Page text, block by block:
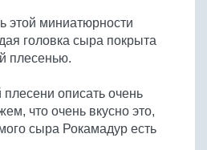
этой миниатюрности
головка сыра покрыта
плесенью.
описать очень
что очень вкусно это,
сыра Рокамадур есть